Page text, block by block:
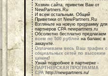
Хозяин сайта, приветик Вам от
NewPartners.Ru
И всем остальным, Общий
Приветики от NewPartners.Ru
Взгляньте на новую программу для
партнеров СРА newpartners.ru
Обсолютно бесплатно предлагаем
всем по 500 рублей на баланс в
аккаунте.
Оплачиваем весь Ваш трафик с
социальных сетей по высоким
ценам!
Узнай подробнее в партнерке -
ПАРТНЕРСКАЯ ПРОГРАММА
СРАhttp://newpartners.ru/